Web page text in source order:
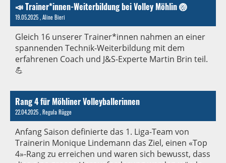
📣 Trainer*innen-Weiterbildung bei Volley Möhlin 🏐
19.05.2025, Aline Bieri
Gleich 16 unserer Trainer*innen nahmen an einer
spannenden Technik-Weiterbildung mit dem
erfahrenen Coach und J&S-Experte Martin Brin teil.
💪
Rang 4 für Möhliner Volleyballerinnen
22.04.2025, Regula Rügge
Anfang Saison definierte das 1. Liga-Team von
Trainerin Monique Lindemann das Ziel, einen «Top
4»-Rang zu erreichen und waren sich bewusst, dass